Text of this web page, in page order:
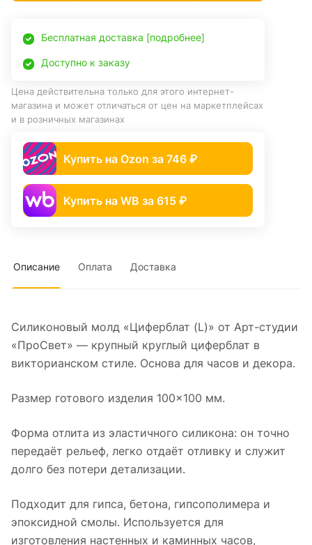
Бесплатная доставка [подробнее]
Доступно к заказу
Цена действительна только для этого интернет-
магазина и может отличаться от цен на маркетплейсах
и в розничных магазинах
Купить на Ozon за 746 ₽
Купить на WB за 615 ₽
Описание Оплата Доставка
Силиконовый молд «Циферблат (L)» от Арт-студии
«ПроСвет» — крупный круглый циферблат в
викторианском стиле. Основа для часов и декора.
Размер готового изделия 100×100 мм.
Форма отлита из эластичного силикона: он точно
передаёт рельеф, легко отдаёт отливку и служит
долго без потери детализации.
Подходит для гипса, бетона, гипсополимера и
эпоксидной смолы. Используется для
изготовления настенных и каминных часов,